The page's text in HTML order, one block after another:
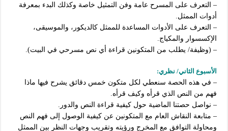
– التعرف على المسرح عامة وفن التمثيل خاصة وكذلك البدء بمعرفة
أدوات الممثل.
– التعرف على الأدوات المساعدة للممثل كالديكور، والموسيقى،
الإكسسوار والمكياج.
– (وظيفة/ يطلب من المتكونين قراءة أي نص مسرحي في البيت).
الأسبوع الثاني/ نظري:
– في هذه الحصة سنعطي لكل متكون خمس دقائق يشرح فيها ماذا
فهم من النص الذي قرأه وكيف قرأه.
– نواصل حصتنا الماضية حول كيفية قراءة النص والدور.
– متابعة النقاش العام مع المتكونين عن كيفية الوصول إلى فهم النص
ومحاولة التوافق مع المخرج ورؤيته وتقريب وجهات النظر بين الممثل